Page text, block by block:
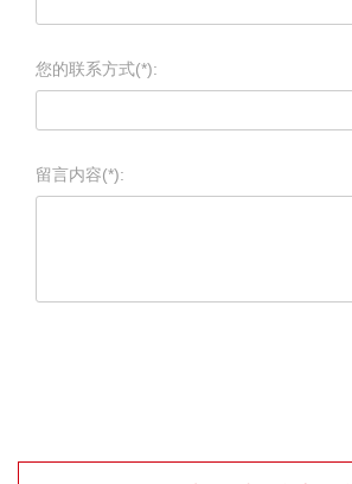
您的联系方式(*):
留言内容(*):